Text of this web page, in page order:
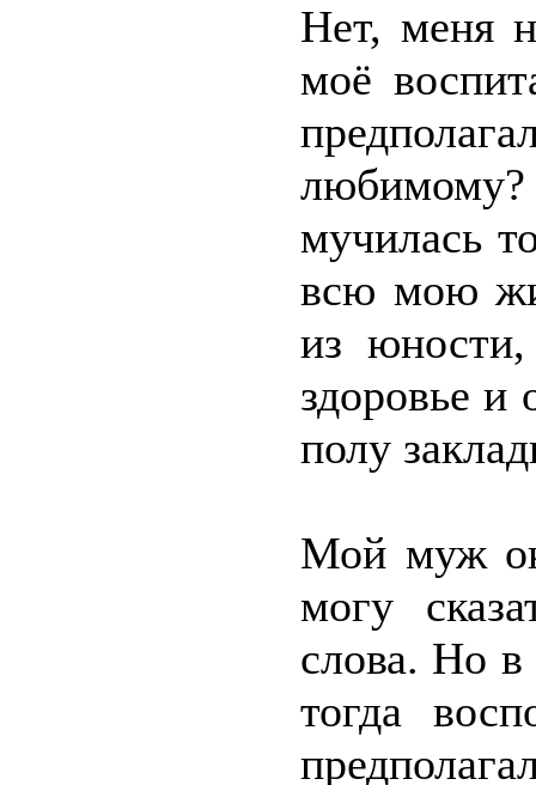
Нет, меня
моё
мучилась
всю мою
из
здоровье
полу
Мой муж
могу
слова. Но в
тогда